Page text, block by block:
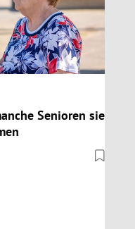
Senioren sie